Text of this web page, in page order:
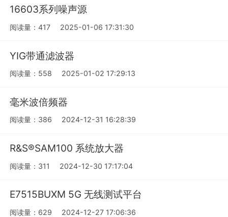
16603系列噪声源
阅读量：417 2025-01-06 17:31:30
YIG带通滤波器
阅读量：558 2025-01-02 17:29:13
毫米波倍频器
阅读量：386 2024-12-31 16:28:39
R&S®SAM100 系统放大器
阅读量：311 2024-12-30 17:17:04
E7515BUXM 5G 无线测试平台
阅读量：629 2024-12-27 17:06:36